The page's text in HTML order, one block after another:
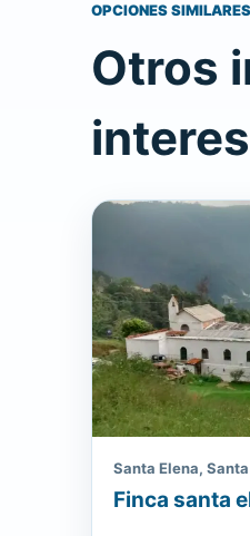
OPCIONES SIMILARES
Otros
Santa Elena,
Finca santa